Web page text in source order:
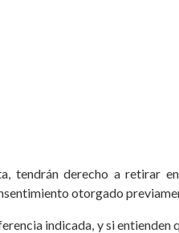
tendrán derecho a retirar
otorgado
indicada, y si entienden